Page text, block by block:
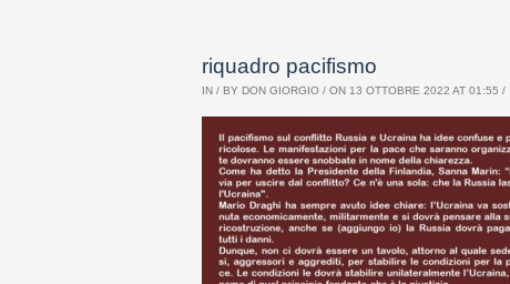
riquadro pacifismo
IN / BY DON GIORGIO / ON 13 OTTOBRE 2022 AT 01:55 /